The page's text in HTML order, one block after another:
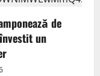
de
un